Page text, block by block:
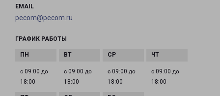
EMAIL
pecom@pecom.ru
ГРАФИК РАБОТЫ
с 09:00 до
18:00
с 09:00 до
18:00
с 09:00 до
18:00
с 09:00 до
18:00